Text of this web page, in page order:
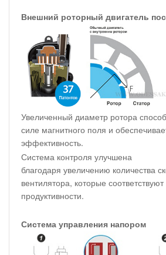
Внешний роторный двигатель
Увеличенный диаметр ротора
силе магнитного поля и
эффективность.
Система контроля улучшена
благодаря увеличению количества
вентилятора, которые
продуктивности.
Система управления напором